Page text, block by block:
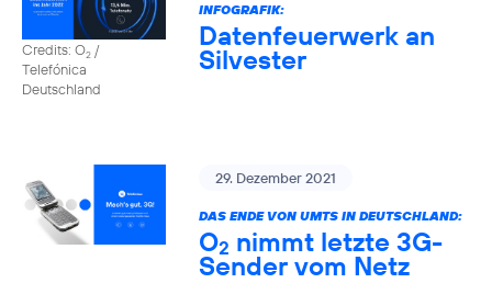
Credits: O2 /
Telefónica
Deutschland
INFOGRAFIK:
Datenfeuerwerk an
Silvester
29. Dezember 2021
DAS ENDE VON UMTS IN DEUTSCHLAND:
O2 nimmt letzte 3G-
Sender vom Netz